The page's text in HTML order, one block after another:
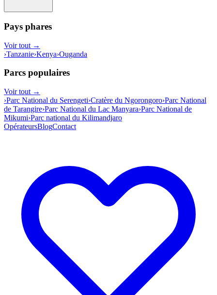
Pays phares
Voir tout →
›Tanzanie›Kenya›Ouganda
Parcs populaires
Voir tout →
›Parc National du Serengeti›Cratère du Ngorongoro›Parc National
de Tarangire›Parc National du Lac Manyara›Parc National de
Mikumi›Parc national du Kilimandjaro
OpérateursBlogContact